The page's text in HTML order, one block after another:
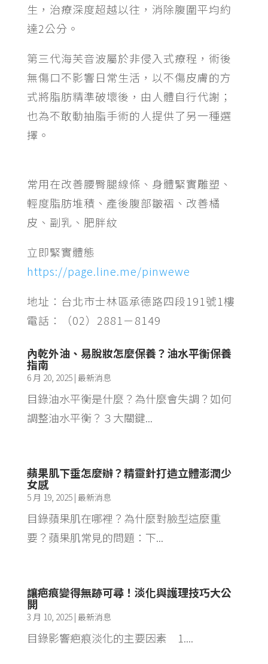
生，治療深度超越以往，消除腹圍平均約
達2公分。
第三代海芙音波屬於非侵入式療程，術後
無傷口不影響日常生活，以不傷皮膚的方
式將脂肪精準破壞後，由人體自行代謝；
也為不敢動抽脂手術的人提供了另一種選
擇。
常用在改善腰臀腿線條、身體緊實雕塑、
輕度脂肪堆積、產後腹部皺褶、改善橘
皮、副乳、肥胖紋
立即緊實體態
https://page.line.me/pinwewe
地址：台北市士林區承德路四段191號1樓
電話：（02）2881－8149
內乾外油、易脫妝怎麼保養？油水平衡保養
指南
6 月 20, 2025| 最新消息
目錄油水平衡是什麼？為什麼會失調？如何
調整油水平衡？３大關鍵...
蘋果肌下垂怎麼辦？精靈針打造立體澎潤少
女感
5 月 19, 2025| 最新消息
目錄蘋果肌在哪裡？為什麼對臉型這麼重
要？蘋果肌常見的問題：下...
讓疤痕變得無跡可尋！淡化與護理技巧大公
開
3 月 10, 2025| 最新消息
目錄影響疤痕淡化的主要因素 1....